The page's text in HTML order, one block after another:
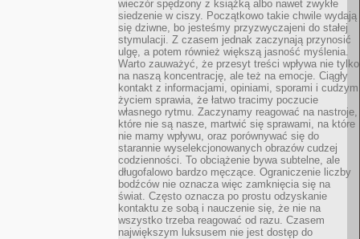
wieczór spędzony z książką albo nawet zwykłe
siedzenie w ciszy. Początkowo takie chwile wydają
się dziwne, bo jesteśmy przyzwyczajeni do stałej
stymulacji. Z czasem jednak zaczynają przynosić
ulgę, a potem również większą jasność myślenia.
Warto zauważyć, że przesyt treści wpływa nie tylko
na naszą koncentrację, ale też na emocje. Ciągły
kontakt z informacjami, opiniami, sporami i cudzym
życiem sprawia, że łatwo tracimy poczucie
własnego rytmu. Zaczynamy reagować na nastroje,
które nie są nasze, martwić się sprawami, na które
nie mamy wpływu, oraz porównywać się do
starannie wyselekcjonowanych obrazów cudzej
codzienności. To obciążenie bywa subtelne, ale
długofalowo bardzo męczące. Ograniczenie liczby
bodźców nie oznacza więc zamknięcia się na
świat. Często oznacza po prostu odzyskanie
kontaktu ze sobą i nauczenie się, że nie na
wszystko trzeba reagować od razu. Czasem
największym luksusem nie jest dostęp do